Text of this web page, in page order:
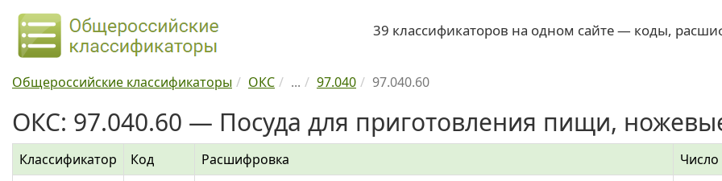
39 классификаторов на одном сайте — коды,
Общероссийские классификаторы ОКС ... 97.040 97.040.60
ОКС: 97.040.60 — Посуда для приготовления пищи,
Классификатор Код Расшифровка